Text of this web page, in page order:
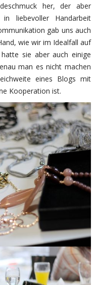
her, der aber
liebevoller Handarbeit
gab uns auch
wie wir im Idealfall auf
sie aber auch einige
man es nicht machen
eines Blogs mit
Kooperation ist.